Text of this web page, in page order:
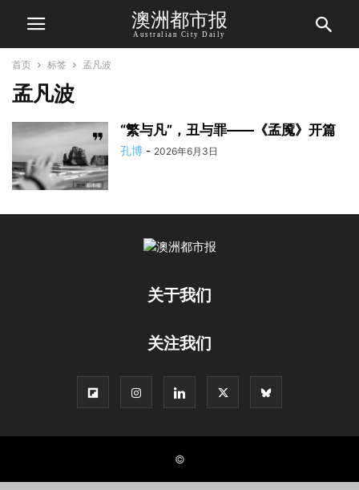
澳洲都市报
Australian City Daily
首页 标签 孟凡波
孟凡波
“繁与凡”，丑与罪——《孟魇》开篇
孔博 - 2026年6月3日
关于我们
关注我们
©